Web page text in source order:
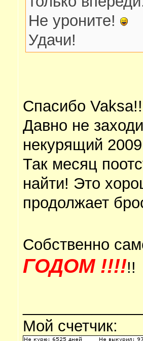
Не уроните!
Удачи!
Спасибо Vaksa!!
Давно не
некурящий
Так месяц
найти! Это
продолжает
Собственно
ГОДОМ !!!!!!
Мой счетчик: